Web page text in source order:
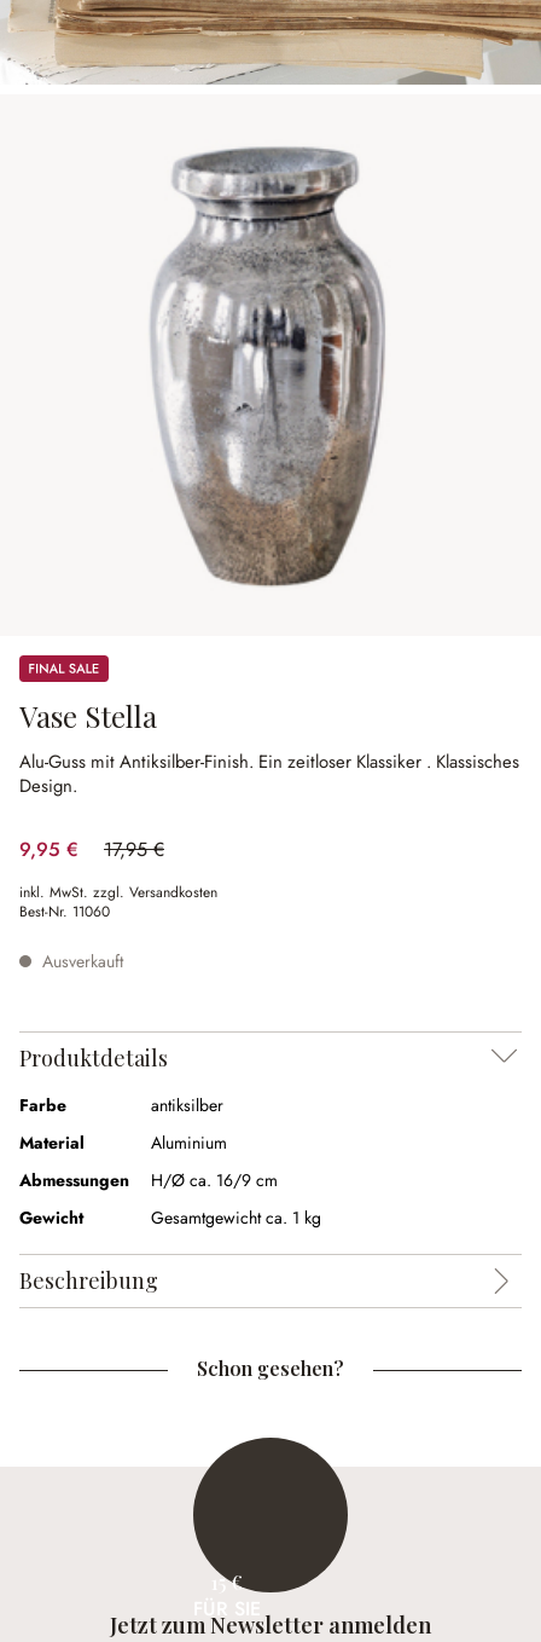
Sale
Vase Stella
Alu-Guss mit Antiksilber-Finish. Ein zeitloser Klassiker . Klassisches
Design.
9,95 € 17,95 €
(44.57% gespart)
inkl. MwSt. zzgl. Versandkosten
Best-Nr. 11060
Ausverkauft
Produktdetails
Farbe
antiksilber
Material
Aluminium
Abmessungen
H/Ø ca. 16/9 cm
Gewicht
Gesamtgewicht ca. 1 kg
Beschreibung
Schon gesehen?
15 €
Jetzt zum Newsletter anmelden